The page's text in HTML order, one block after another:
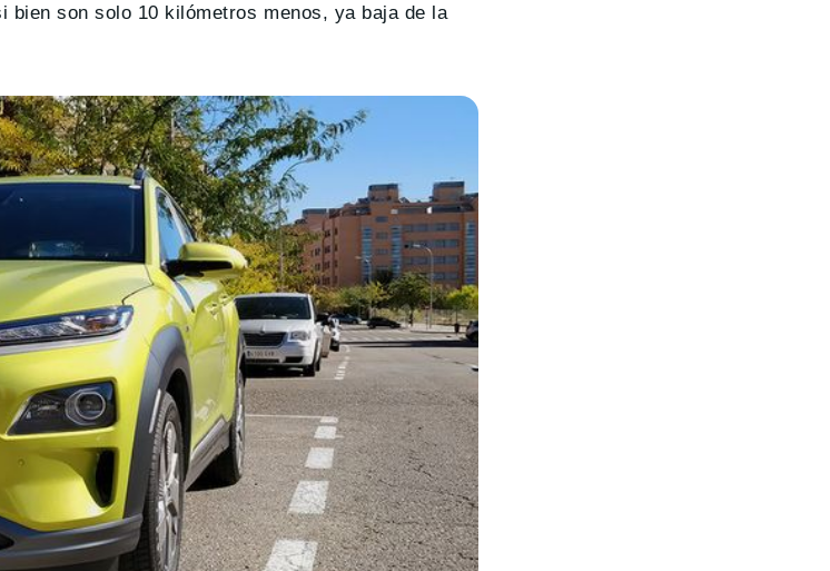
bien son solo 10 kilómetros menos, ya baja de la